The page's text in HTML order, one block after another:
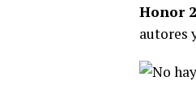
Honor
autores